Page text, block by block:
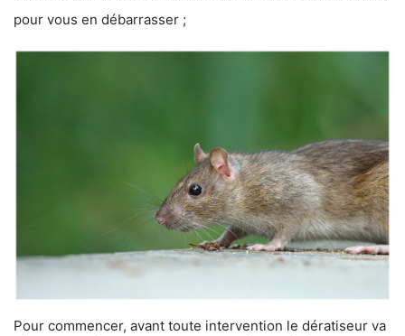
pour vous en débarrasser ;
Pour commencer, avant toute intervention le dératiseur va